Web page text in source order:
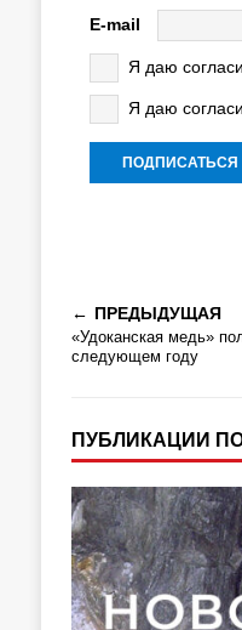
E-mail
Я даю
Я даю
ПРЕДЫДУЩАЯ
«Удоканская медь»
следующем году
ПУБЛИКАЦИИ